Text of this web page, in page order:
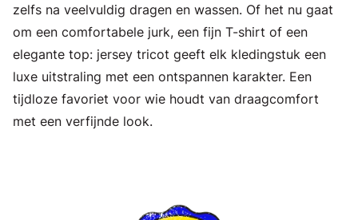
zelfs na veelvuldig dragen en wassen. Of het nu gaat
om een comfortabele jurk, een fijn T-shirt of een
elegante top: jersey tricot geeft elk kledingstuk een
luxe uitstraling met een ontspannen karakter. Een
tijdloze favoriet voor wie houdt van draagcomfort
met een verfijnde look.